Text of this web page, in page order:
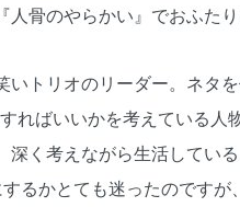
骨のやらかい』でおふたり
いトリオのリーダー。ネタ
ればいいかを考えている
深く考えながら生活してい
るかとても迷ったのですが